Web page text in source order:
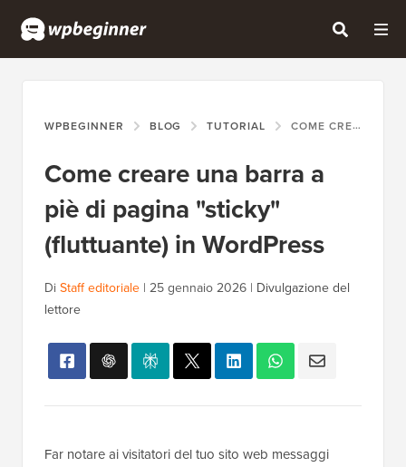
WPBEGINNER BLOG TUTORIAL COME CREARE UNA BARRA A PIÈ DI PAGINA "STICKY" (FLUTTUANTE) IN WORDPRESS
Come creare una barra a
piè di pagina "sticky"
(fluttuante) in WordPress
Di Staff editoriale | 25 gennaio 2026 | Divulgazione del
lettore
Far notare ai visitatori del tuo sito web messaggi